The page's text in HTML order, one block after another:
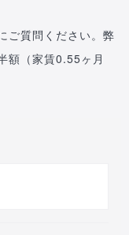
ご質問ください。弊
額（家賃0.55ヶ月